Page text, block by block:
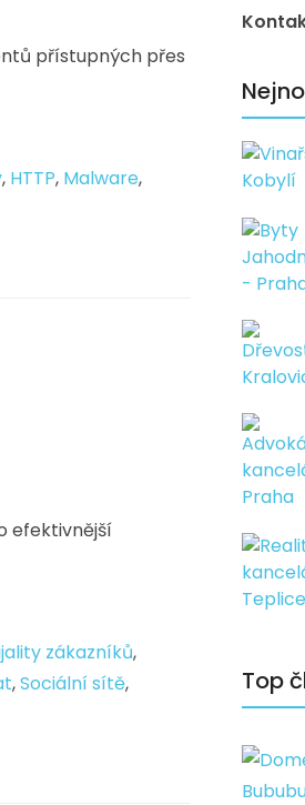
přístupných přes
, HTTP, Malware,
efektivnější
zákazníků,
,Sociální sítě,
Top